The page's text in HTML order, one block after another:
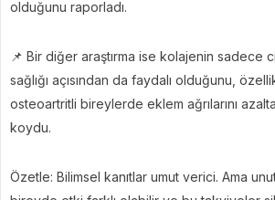
olduğunu raporladı.
📌 Bir diğer araştırma ise kolajenin sadece
sağlığı açısından da faydalı olduğunu,
osteoartritli bireylerde eklem ağrılarını
koydu.
Özetle: Bilimsel kanıtlar umut verici. Ama